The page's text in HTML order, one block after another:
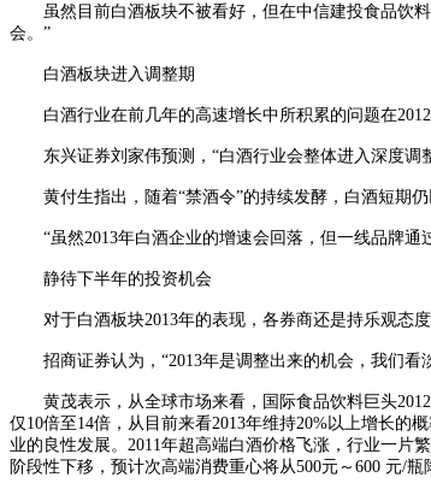
虽然目前白酒板块不被看好，但在中信建投食品饮料
会。”
白酒板块进入调整期
白酒行业在前几年的高速增长中所积累的问题在2012
东兴证券刘家伟预测，“白酒行业会整体进入深度调
黄付生指出，随着“禁酒令”的持续发酵，白酒短期仍
“虽然2013年白酒企业的增速会回落，但一线品牌通
静待下半年的投资机会
对于白酒板块2013年的表现，各券商还是持乐观态度
招商证券认为，“2013年是调整出来的机会，我们看
黄茂表示，从全球市场来看，国际食品饮料巨头2012
仅10倍至14倍，从目前来看2013年维持20%以上增长
业的良性发展。2011年超高端白酒价格飞涨，行业一片
阶段性下移，预计次高端消费重心将从500元～600 元/瓶